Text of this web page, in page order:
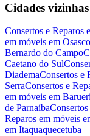
Cidades vizinhas
Consertos e Reparos
em móveis em Osasco
Bernardo do Campo
Caetano do Sul
DiademaConsertos e
SerraConsertos e
em móveis em
de Parnaíba
Reparos em móveis
em Itaquaquecetuba